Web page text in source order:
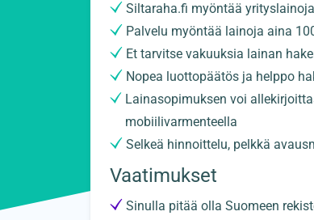
Siltaraha.fi myöntää
Palvelu myöntää lainoja aina
Et tarvitse vakuuksia lainan
Nopea luottopäätös ja helppo
Lainasopimuksen voi
mobiilivarmenteella
Selkeä hinnoittelu, pelkkä
Vaatimukset
Sinulla pitää olla Suomeen